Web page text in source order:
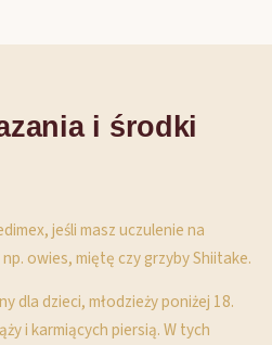
i środki
jeśli masz uczulenie na
owies, miętę czy grzyby Shiitake.
dla dzieci, młodzieży poniżej 18.
i karmiących piersią. W tych